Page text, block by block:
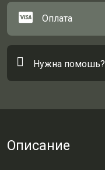
Оплата
Нужна помошь?
Описание